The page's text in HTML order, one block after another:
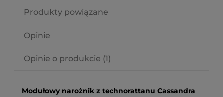
Produkty powiązane
Opinie
Opinie o produkcie (1)
Modułowy narożnik z technorattanu Cassandra